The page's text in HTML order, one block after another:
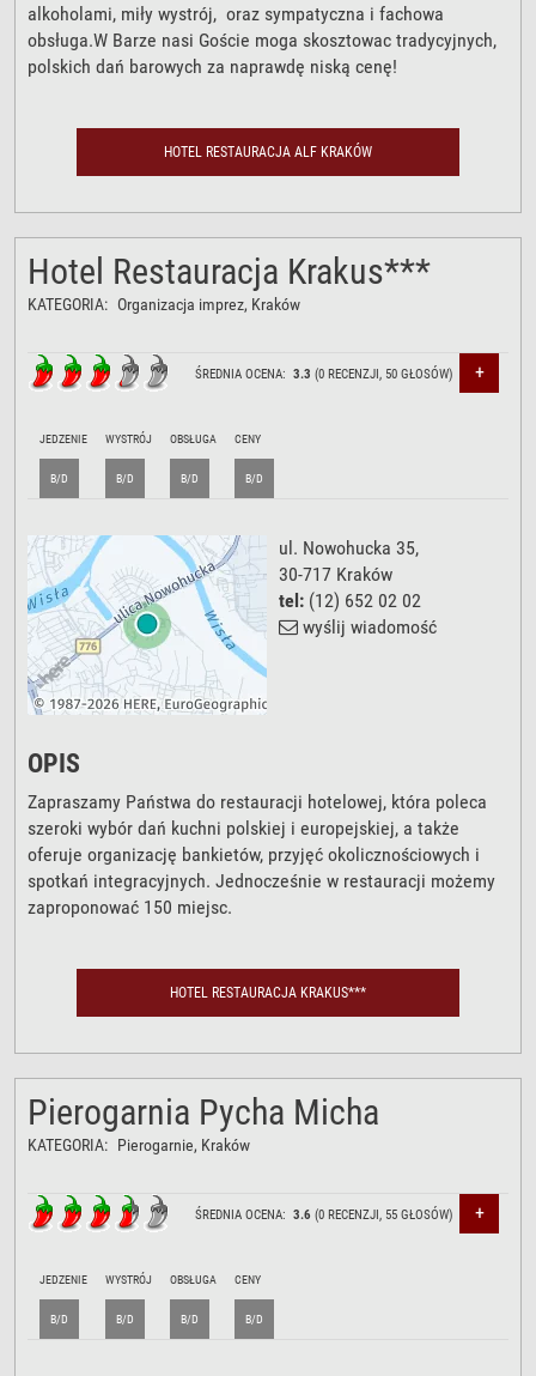
alkoholami, miły wystrój, oraz sympatyczna i fachowa
obsługa.W Barze nasi Goście moga skosztowac tradycyjnych,
polskich dań barowych za naprawdę niską cenę!
HOTEL RESTAURACJA ALF KRAKÓW
Hotel Restauracja Krakus***
KATEGORIA: Organizacja imprez, Kraków
ŚREDNIA OCENA:3.3 (0 RECENZJI, 50 GŁOSÓW) +
JEDZENIE
B/D
WYSTRÓJ
B/D
OBSŁUGA
B/D
CENY
B/D
ul. Nowohucka 35,
30-717 Kraków
tel: (12) 652 02 02
wyślij wiadomość
OPIS
Zapraszamy Państwa do restauracji hotelowej, która poleca
szeroki wybór dań kuchni polskiej i europejskiej, a także
oferuje organizację bankietów, przyjęć okolicznościowych i
spotkań integracyjnych. Jednocześnie w restauracji możemy
zaproponować 150 miejsc.
HOTEL RESTAURACJA KRAKUS***
Pierogarnia Pycha Micha
KATEGORIA: Pierogarnie, Kraków
ŚREDNIA OCENA:3.6 (0 RECENZJI, 55 GŁOSÓW) +
JEDZENIE
B/D
WYSTRÓJ
B/D
OBSŁUGA
B/D
CENY
B/D